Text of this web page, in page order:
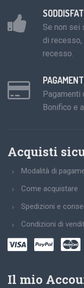
Se non sei
di recesso,
recesso.
Pagamenti
Bonifico e
Acquisti
Modalità di
Come acquistare
Spedizioni e
Condizioni di
Il mio